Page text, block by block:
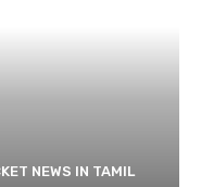
NEWS IN TAMIL